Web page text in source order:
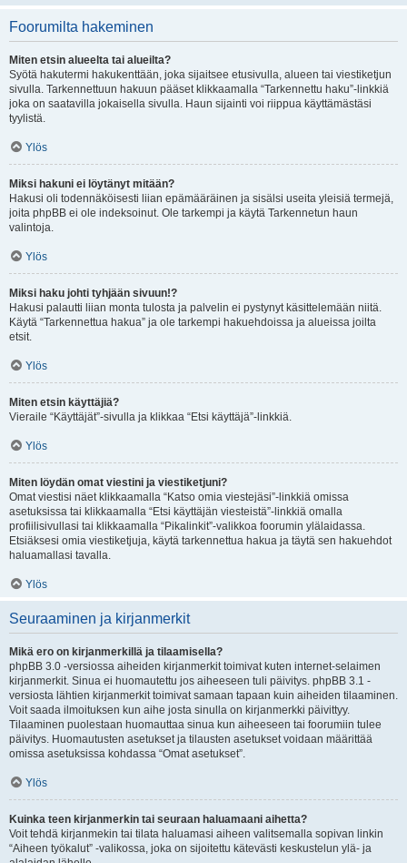
Foorumilta hakeminen
Miten etsin alueelta tai alueilta?
Syötä hakutermi hakukenttään, joka sijaitsee etusivulla, alueen tai viestiketjun
sivulla. Tarkennettuun hakuun pääset klikkaamalla “Tarkennettu haku”-linkkiä
joka on saatavilla jokaisella sivulla. Haun sijainti voi riippua käyttämästäsi
tyylistä.
Ylös
Miksi hakuni ei löytänyt mitään?
Hakusi oli todennäköisesti liian epämääräinen ja sisälsi useita yleisiä termejä,
joita phpBB ei ole indeksoinut. Ole tarkempi ja käytä Tarkennetun haun
valintoja.
Ylös
Miksi haku johti tyhjään sivuun!?
Hakusi palautti liian monta tulosta ja palvelin ei pystynyt käsittelemään niitä.
Käytä “Tarkennettua hakua” ja ole tarkempi hakuehdoissa ja alueissa joilta
etsit.
Ylös
Miten etsin käyttäjiä?
Vieraile “Käyttäjät”-sivulla ja klikkaa “Etsi käyttäjä”-linkkiä.
Ylös
Miten löydän omat viestini ja viestiketjuni?
Omat viestisi näet klikkaamalla “Katso omia viestejäsi”-linkkiä omissa
asetuksissa tai klikkaamalla “Etsi käyttäjän viesteistä”-linkkiä omalla
profiilisivullasi tai klikkaamalla “Pikalinkit”-valikkoa foorumin ylälaidassa.
Etsiäksesi omia viestiketjuja, käytä tarkennettua hakua ja täytä sen hakuehdot
haluamallasi tavalla.
Ylös
Seuraaminen ja kirjanmerkit
Mikä ero on kirjanmerkillä ja tilaamisella?
phpBB 3.0 -versiossa aiheiden kirjanmerkit toimivat kuten internet-selaimen
kirjanmerkit. Sinua ei huomautettu jos aiheeseen tuli päivitys. phpBB 3.1 -
versiosta lähtien kirjanmerkit toimivat samaan tapaan kuin aiheiden tilaaminen.
Voit saada ilmoituksen kun aihe josta sinulla on kirjanmerkki päivittyy.
Tilaaminen puolestaan huomauttaa sinua kun aiheeseen tai foorumiin tulee
päivitys. Huomautusten asetukset ja tilausten asetukset voidaan määrittää
omissa asetuksissa kohdassa “Omat asetukset”.
Ylös
Kuinka teen kirjanmerkin tai seuraan haluamaani aihetta?
Voit tehdä kirjanmekin tai tilata haluamasi aiheen valitsemalla sopivan linkin
“Aiheen työkalut” -valikossa, joka on sijoitettu kätevästi keskustelun ylä- ja